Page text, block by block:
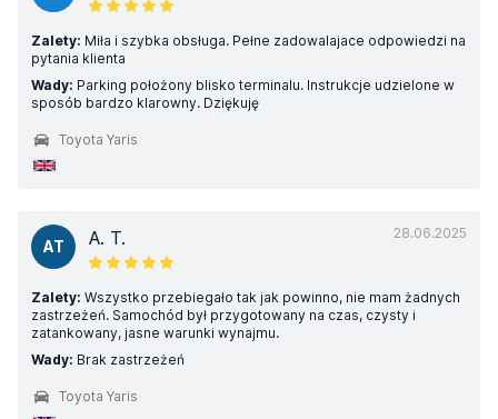
Zalety: Miła i szybka obsługa. Pełne zadowalajace odpowiedzi na
pytania klienta
Wady: Parking położony blisko terminalu. Instrukcje udzielone w
sposób bardzo klarowny. Dziękuję
Toyota Yaris
28.06.2025
AT A. T.
Zalety: Wszystko przebiegało tak jak powinno, nie mam żadnych
zastrzeżeń. Samochód był przygotowany na czas, czysty i
zatankowany, jasne warunki wynajmu.
Wady: Brak zastrzeżeń
Toyota Yaris